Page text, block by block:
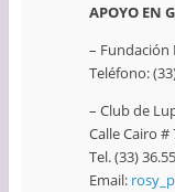
APOYO EN
– Fundación
Teléfono:
– Club de
Calle Cairo #
Tel. (33)
Email: